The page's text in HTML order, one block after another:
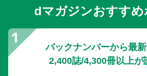
分のとり方
基本の食事にプラスする目のためにい
入れ方
コラム3 新聞でできる！視野拡大ト
PART4 緑内障かな？と思ったら眼科
dマガジンおすすめ
バックナンバーから最新
2,400誌/4,300冊以上が